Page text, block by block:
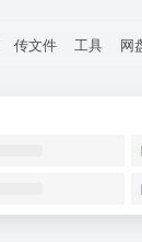
传文件 工具 网